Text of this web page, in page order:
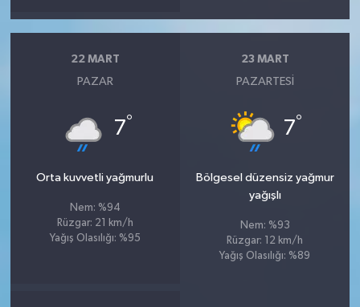
22 MART
PAZAR
7°
Orta kuvvetli yağmurlu
Nem: %94
Rüzgar: 21 km/h
Yağış Olasılığı: %95
23 MART
PAZARTESI
7°
Bölgesel düzensiz yağmur
yağışlı
Nem: %93
Rüzgar: 12 km/h
Yağış Olasılığı: %89